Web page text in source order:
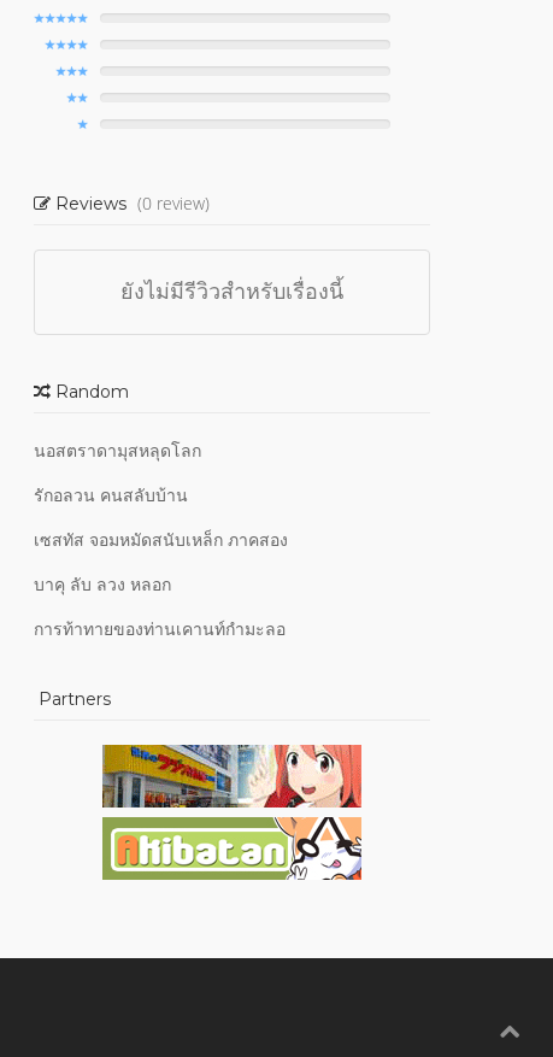
Reviews (0 review)
ยังไม่มีรีวิวสำหรับเรื่องนี้
Random
นอสตราดามุสหลุดโลก
รักอลวน คนสลับบ้าน
เซสทัส จอมหมัดสนับเหล็ก ภาคสอง
บาคุ ลับ ลวง หลอก
การท้าทายของท่านเคานท์กำมะลอ
Partners